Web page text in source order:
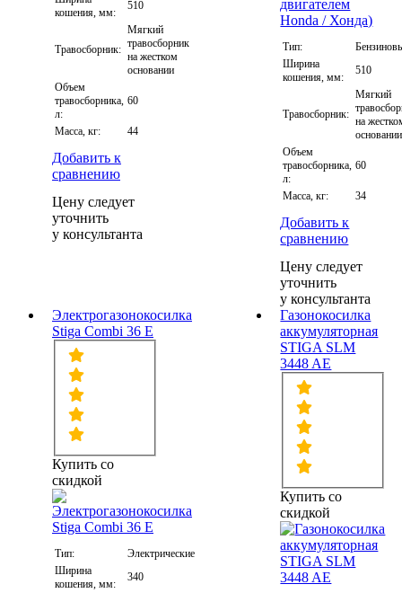
кошения, мм:
510
Травосборник:
Мягкий
травосборник
на жестком
основании
Объем
травосборника,
л:
60
Масса, кг: 44
Добавить к
сравнению
Цену следует
уточнить
у консультанта
Тип:
Ширина
кошения, мм:
510
Травосборник:
Мягкий
на
основании
Объем
травосборника,
л:
60
Масса, кг: 34
Добавить к
сравнению
Цену следует
уточнить
у консультанта
Электрогазонокосилка
Stiga Combi 36 E
Купить со
скидкой
Тип:
Электрические
Ширина
кошения, мм:
340
Газонокосилка
аккумуляторная
STIGA SLM
3448 AE
Купить со
скидкой